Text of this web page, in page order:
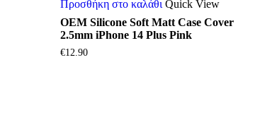
Προσθήκη στο καλάθι Quick View
OEM Silicone Soft Matt Case Cover
2.5mm iPhone 14 Plus Pink
€12.90